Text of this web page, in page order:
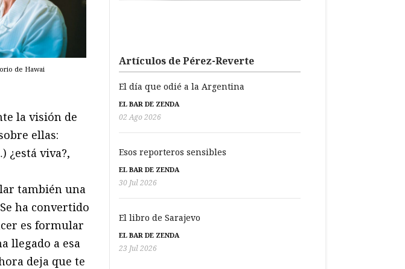
de Hawai
la visión de
ellas:
¿está viva?,
también una
ha convertido
es formular
llegado a esa
deja que te
Artículos de Pérez-Reverte
El día que odié a la Argentina
EL BAR DE ZENDA
02 Ago 2026
Esos reporteros sensibles
EL BAR DE ZENDA
30 Jul 2026
El libro de Sarajevo
EL BAR DE ZENDA
23 Jul 2026